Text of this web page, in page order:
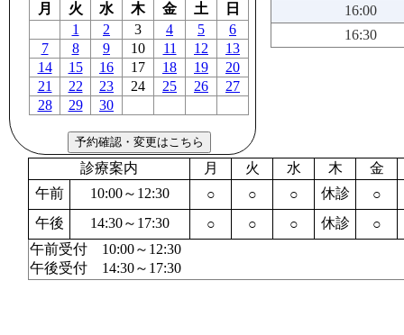
月
火 水 木 金 土
日
1
2 3 4 5
6
7
8 9 10 11 12
13
14
15 16 17 18 19
20
21
22 23 24 25 26
27
28
29 30
16:00
16:30
診療案内 月 火 水 木
金
午前
10:00～12:30 ○ ○ ○ 休診
○
午後
14:30～17:30 ○ ○ ○ 休診
○
午前受付 10:00～12:30
午後受付 14:30～17:30